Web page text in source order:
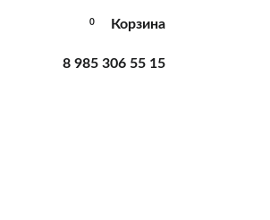
0 Корзина
8 985 306 55 15